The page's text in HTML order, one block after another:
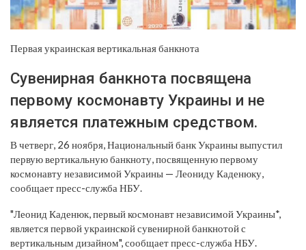
Первая украинская вертикальная банкнота
Сувенирная банкнота посвящена
первому космонавту Украины и не
является платежным средством.
В четверг, 26 ноября, Национальный банк Украины выпустил
первую вертикальную банкноту, посвященную первому
космонавту независимой Украины — Леониду Каденюку,
сообщает пресс-служба НБУ.
"Леонид Каденюк, первый космонавт независимой Украины*,
является первой украинской сувенирной банкнотой с
вертикальным дизайном", сообщает пресс-служба НБУ.